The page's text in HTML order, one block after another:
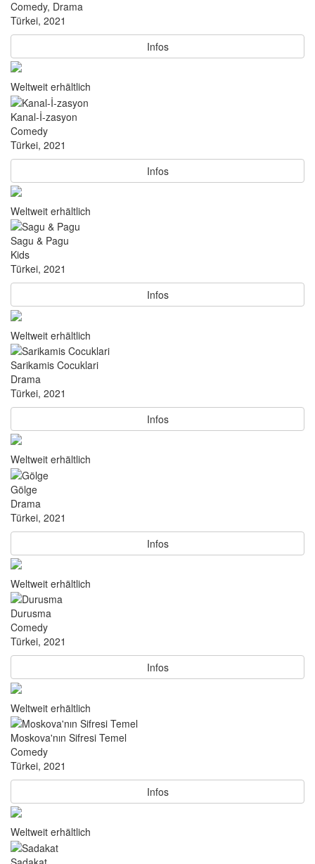
Comedy, Drama
Türkei, 2021
Infos
Weltweit erhältlich
Kanal-İ-zasyon
Comedy
Türkei, 2021
Infos
Weltweit erhältlich
Sagu & Pagu
Kids
Türkei, 2021
Infos
Weltweit erhältlich
Sarikamis Cocuklari
Drama
Türkei, 2021
Infos
Weltweit erhältlich
Gölge
Drama
Türkei, 2021
Infos
Weltweit erhältlich
Durusma
Comedy
Türkei, 2021
Infos
Weltweit erhältlich
Moskova'nın Sifresi Temel
Comedy
Türkei, 2021
Infos
Weltweit erhältlich